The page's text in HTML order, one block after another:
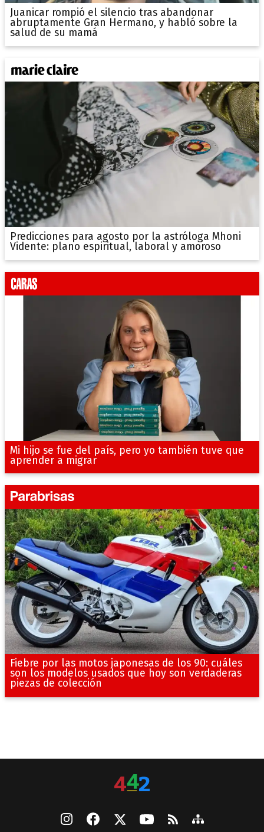
Juanicar rompió el silencio tras abandonar
abruptamente Gran Hermano, y habló sobre la
salud de su mamá
Predicciones para agosto por la astróloga Mhoni
Vidente: plano espiritual, laboral y amoroso
Mi hijo se fue del país, pero yo también tuve que
aprender a migrar
Fiebre por las motos japonesas de los 90: cuáles
son los modelos usados que hoy son verdaderas
piezas de colección